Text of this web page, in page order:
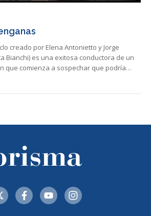
creado por Elena Antonietto y Jorge
Bianchi) es una exitosa conductora de un
que comienza a sospechar que podría…